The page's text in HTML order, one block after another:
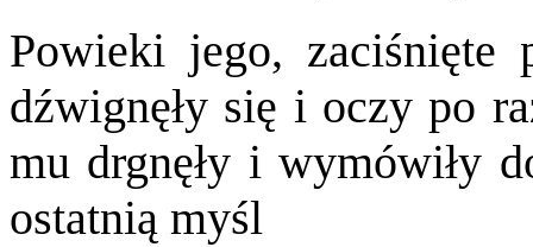
Powieki jego, zaciśnięte
dźwignęły się i oczy po
mu drgnęły i wymówiły
ostatnią myśl